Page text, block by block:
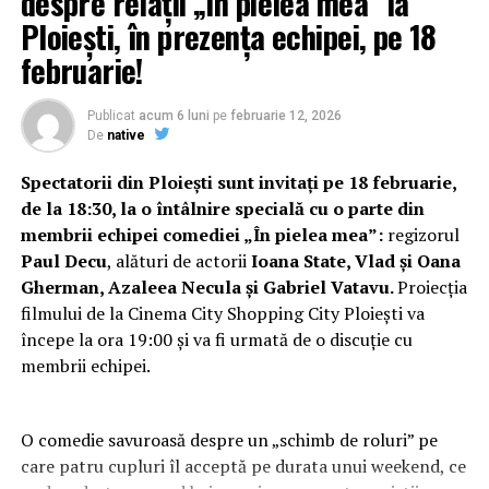
are un tub lung care Ã®Èi permite sÄ aspiri Ã®n
spaÈii Ã®nguste precum spaÈiile de sub Èi dintre
scaunele masinii;
cablul lung, de 5m, te va ajuta sÄ ajungi cu uÈurinÈÄ
Ã®n toate zonele maÈinii, inclusiv Ã®n portbagaj;
are un sistem de golire lateralÄ, ceea ce
Ã®nseamnÄ cÄ, atunci cÃ¢nd Ã®l cureÈi, toatÄ
murdÄria se duce direct la gunoi, fÄrÄ ca tu sÄ intri
Ã®n contact cu ea;
prezenÈa ferestrei la rezervor te va ajuta sÄ Ètii
cÃ¢nd trebuie golit;
Aspirator auto Black&Decker PV1200AV
Ploiești, în prezența echipei, pe 18
februarie!
Publicat acum 6 luni pe februarie 12, 2026
De native
Spectatorii din Ploiești sunt invitați pe 18 februarie,
de la 18:30, la o întâlnire specială cu o parte din
membrii echipei comediei „În pielea mea”: regizorul
Paul Decu, alături de actoriiIoana State, Vlad și Oana
Gherman, Azaleea Necula și Gabriel Vatavu.Proiecția
filmului de la Cinema City Shopping City Ploiești va
începe la ora 19:00 și va fi urmată de o discuție cu
membrii echipei.
O comedie savuroasă despre un „schimb de roluri” pe
care patru cupluri îl acceptă pe durata unui weekend, ce